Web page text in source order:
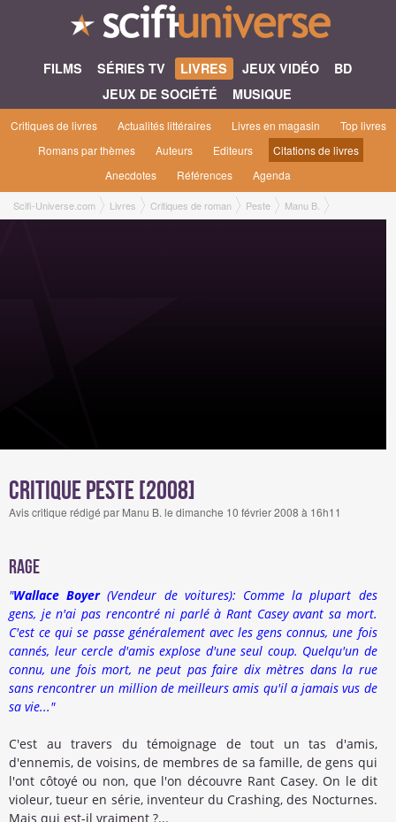
FILMS SÉRIES TV LIVRES JEUX VIDÉO
BD
JEUX DE SOCIÉTÉ
MUSIQUE
Critiques de livres Actualités littéraires Livres en magasin
Top livres
Romans par thèmes
Auteurs Editeurs
Citations de livres
Anecdotes
Références Agenda
Scifi-Universe.com Livres Critiques de roman Peste Manu B.
Critique Peste [2008]
Avis critique rédigé par Manu B. le dimanche 10 février 2008 à 16h11
Rage
"Wallace Boyer(Vendeur de voitures): Comme la plupart des
gens, je n'ai pas rencontré ni parlé à Rant Casey avant sa mort.
C'est ce qui se passe généralement avec les gens connus, une fois
cannés, leur cercle d'amis explose d'une seul coup. Quelqu'un de
connu, une fois mort, ne peut pas faire dix mètres dans la rue
sans rencontrer un million de meilleurs amis qu'il a jamais vus de
sa vie..."
C'est au travers du témoignage de tout un tas d'amis,
d'ennemis, de voisins, de membres de sa famille, de gens qui
l'ont côtoyé ou non, que l'on découvre Rant Casey. On le dit
violeur, tueur en série, inventeur du Crashing, des Nocturnes.
Mais qui est-il vraiment ?...